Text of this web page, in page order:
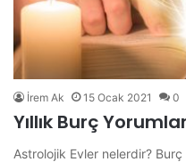
İrem Ak 15 Ocak 2021 0
Yıllık Burç
Astrolojik Evler nelerdir?